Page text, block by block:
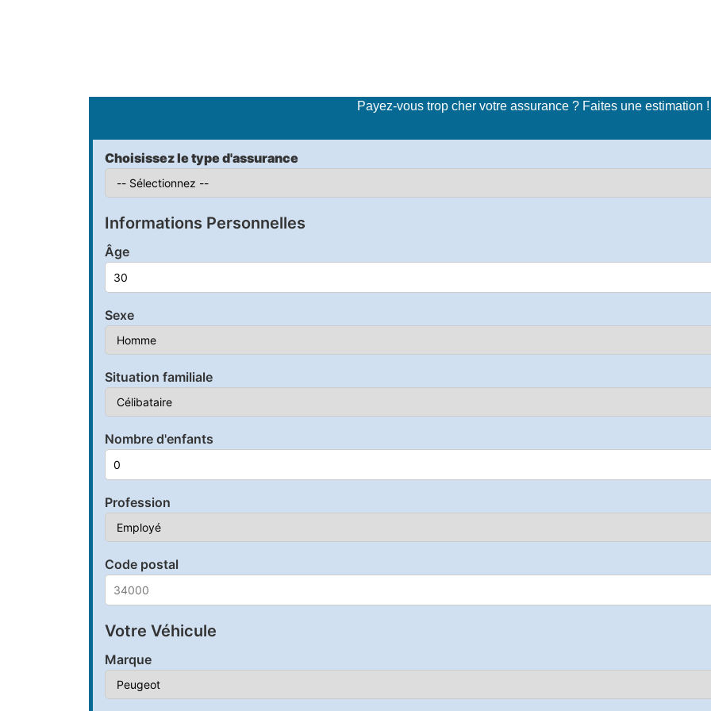
Payez-vous trop cher votre assurance ? Faites une estimation !
Choisissez le type d'assurance
Informations Personnelles
Âge
Sexe
Situation familiale
Nombre d'enfants
Profession
Code postal
Votre Véhicule
Marque